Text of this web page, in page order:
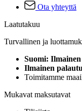
Ota yhteyttä
Laatutakuu
Turvallinen ja
Suomi:
Ilmainen
Toimitamme
Mukavat maksutavat